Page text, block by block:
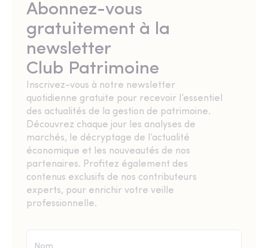
Abonnez-vous
gratuitement à la
newsletter
Club Patrimoine
Inscrivez-vous à notre newsletter
quotidienne gratuite pour recevoir l’essentiel
des actualités de la gestion de patrimoine.
Découvrez chaque jour les analyses de
marchés, le décryptage de l’actualité
économique et les nouveautés de nos
partenaires. Profitez également des
contenus exclusifs de nos contributeurs
experts, pour enrichir votre veille
professionnelle.